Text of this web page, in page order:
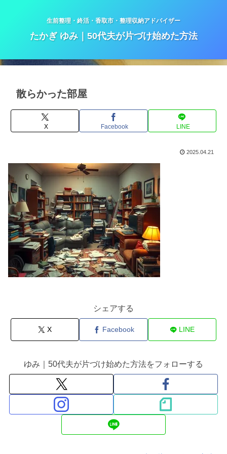
生前整理・終活・香取市・整理収納アドバイザー
たかぎ ゆみ｜50代夫が片づけ始めた方法
散らかった部屋
X Facebook LINE
2025.04.21
シェアする
X Facebook LINE
ゆみ｜50代夫が片づけ始めた方法をフォローする